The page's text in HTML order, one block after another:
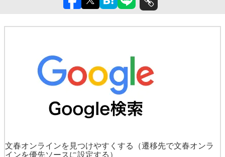
文春オンラインを見つけやすくする
（遷移先で文春オンラ
インを優先ソースに設定する）